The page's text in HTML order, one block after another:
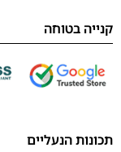
קנייה בטוחה
תכונות הנעליים